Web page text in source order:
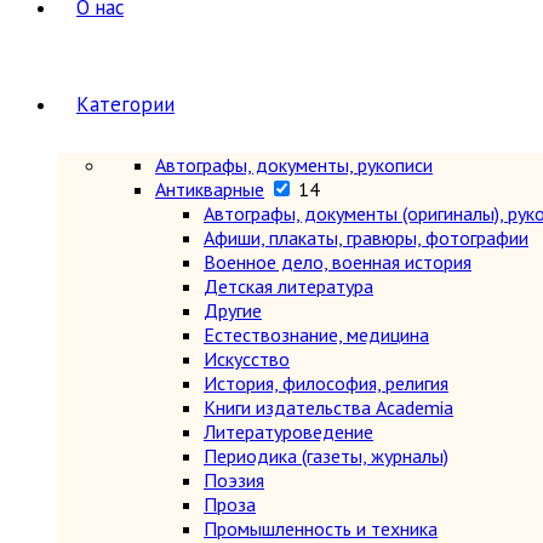
О нас
Категории
Автографы, документы, рукописи
Антикварные
14
Автографы, документы (оригиналы),
Афиши, плакаты, гравюры, фотографии
Военное дело, военная история
Детская литература
Другие
Естествознание, медицина
Искусство
История, философия, религия
Книги издательства Academia
Литературоведение
Периодика (газеты, журналы)
Поэзия
Проза
Промышленность и техника